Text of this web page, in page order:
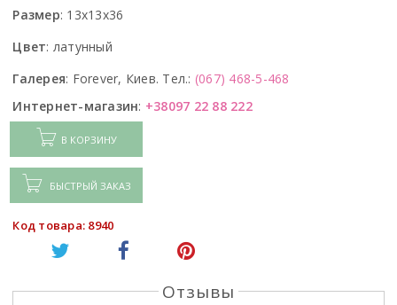
Размер: 13x13x36
Цвет: латунный
Галерея: Forever, Киев. Тел.: (067) 468-5-468
Интернет-магазин: +38097 22 88 222
В КОРЗИНУ
БЫСТРЫЙ ЗАКАЗ
Код товара: 8940
Отзывы